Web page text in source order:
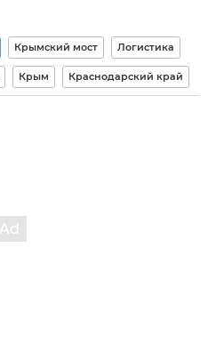
Крымский мост Логистика
Крым Краснодарский край